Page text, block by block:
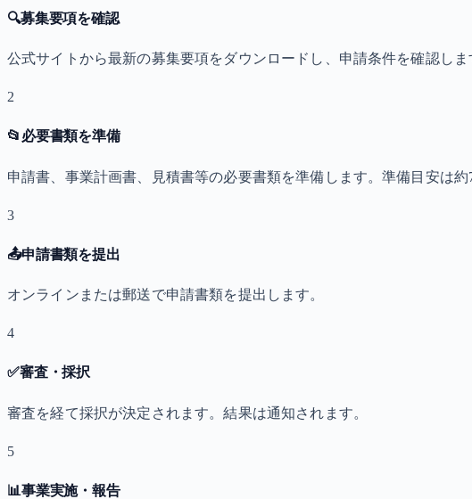
🔍募集要項を確認
公式サイトから最新の募集要項をダウンロードし、申請条件を確認しま
2
📂 必要書類を準備
申請書、事業計画書、見積書等の必要書類を準備します。準備目安は約
3
📤申請書類を提出
オンラインまたは郵送で申請書類を提出します。
4
✅審査・採択
審査を経て採択が決定されます。結果は通知されます。
5
📊事業実施・報告